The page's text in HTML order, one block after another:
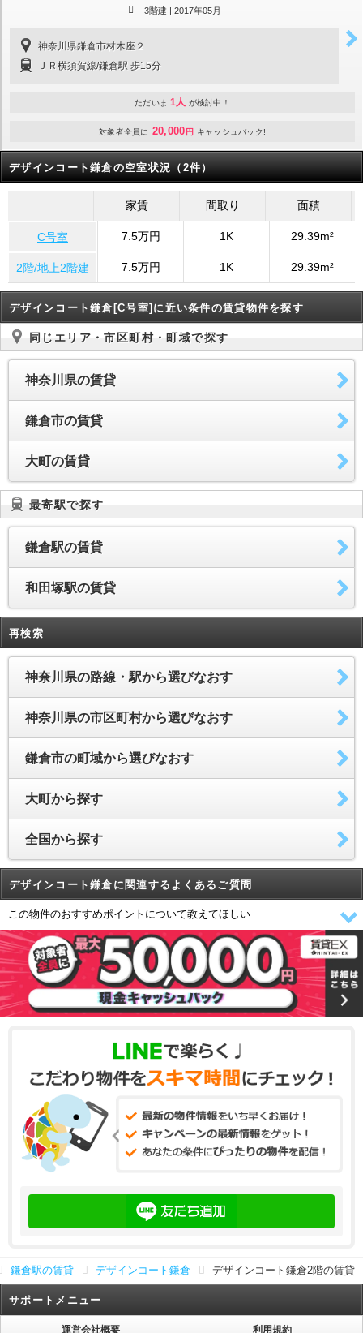
3階建 | 2017年05月
神奈川県鎌倉市材木座２
ＪＲ横須賀線/鎌倉駅 歩15分
ただいま 1人 が検討中！
対象者全員に 20,000 円 キャッシュバック!
デザインコート鎌倉の空室状況（2件）
家賃 間取り 面積
C号室 7.5万円 1K 29.39m²
2階/地上2階建 7.5万円 1K 29.39m²
デザインコート鎌倉[C号室]に近い条件の賃貸物件を探す
同じエリア・市区町村・町域で探す
神奈川県の賃貸
鎌倉市の賃貸
大町の賃貸
最寄駅で探す
鎌倉駅の賃貸
和田塚駅の賃貸
再検索
神奈川県の路線・駅から選びなおす
神奈川県の市区町村から選びなおす
鎌倉市の町域から選びなおす
大町から探す
全国から探す
デザインコート鎌倉に関連するよくあるご質問
この物件のおすすめポイントについて教えてほしい
鎌倉駅の賃貸 デザインコート鎌倉 デザインコート鎌倉2階の賃貸
サポートメニュー
運営会社概要 利用規約